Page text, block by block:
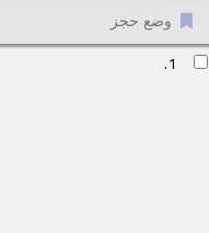
وضع حجز